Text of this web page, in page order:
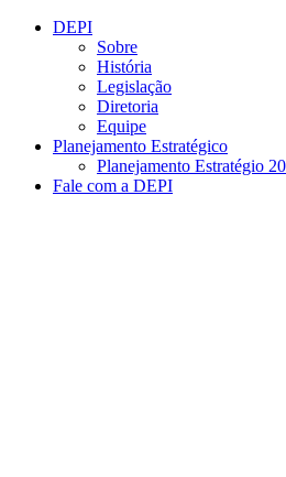
Conteúdo principal
DEPI
Sobre
História
Legislação
Diretoria
Equipe
Planejamento Estratégico
Planejamento Estratégio
Fale com a DEPI